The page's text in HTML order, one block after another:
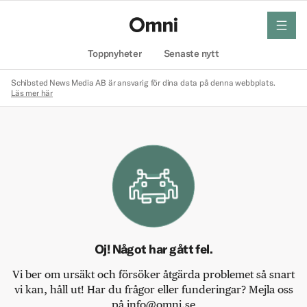
Toppnyheter Senaste nytt
meny
Schibsted News Media AB är ansvarig för dina data på denna webbplats.
Läs mer här
Oj! Något har gått fel.
Vi ber om ursäkt och försöker åtgärda problemet så snart
vi kan, håll ut! Har du frågor eller funderingar? Mejla oss